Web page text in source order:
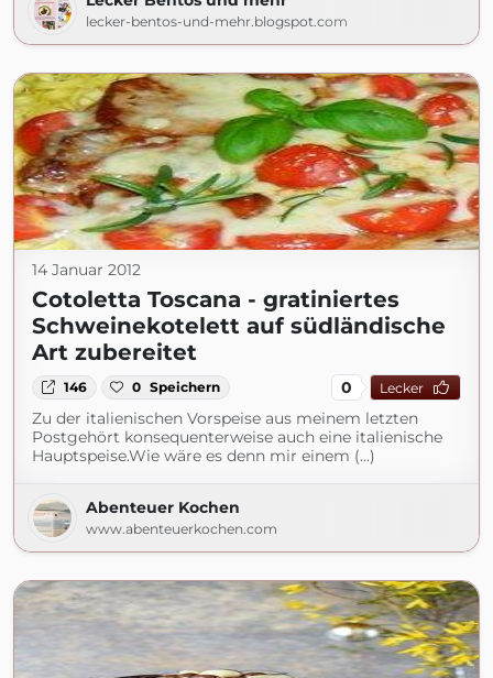
lecker-bentos-und-mehr.blogspot.com
14 Januar 2012
Cotoletta Toscana - gratiniertes
Schweinekotelett auf südländische
Art zubereitet
146 0 Speichern 0 Lecker
Zu der italienischen Vorspeise aus meinem letzten
Postgehört konsequenterweise auch eine italienische
Hauptspeise.Wie wäre es denn mir einem (...)
Abenteuer Kochen
www.abenteuerkochen.com